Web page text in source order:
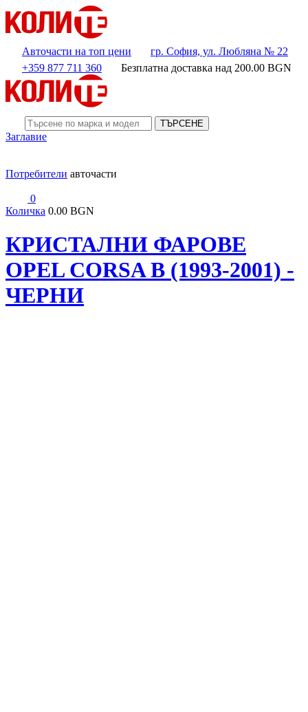
Авточасти на топ цени
гр. София, ул. Любляна № 22
+359 877 711 360
Безплатна доставка над 200.00 BGN
ТЪРСЕНЕ
Заглавие
Потребители авточасти
0
Количка 0.00 BGN
КРИСТАЛНИ ФАРОВЕ
OPEL CORSA B (1993-2001) -
ЧЕРНИ